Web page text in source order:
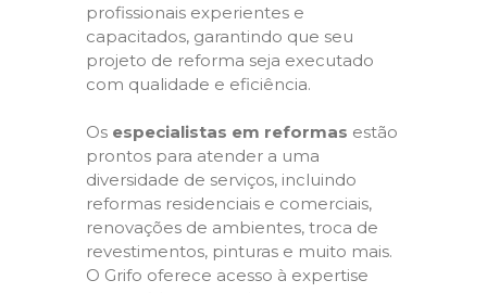
profissionais experientes e
capacitados, garantindo que seu
projeto de reforma seja executado
com qualidade e eficiência.
Os especialistas em reformas estão
prontos para atender a uma
diversidade de serviços, incluindo
reformas residenciais e comerciais,
renovações de ambientes, troca de
revestimentos, pinturas e muito mais.
O Grifo oferece acesso à expertise